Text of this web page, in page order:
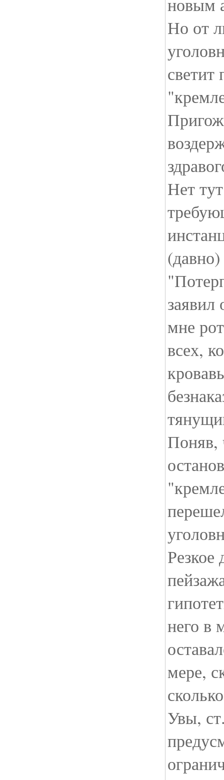
Но от
светит
Нет
заявил
мне
всех,
Поняв,
Резкое
него в
мере,
Увы,